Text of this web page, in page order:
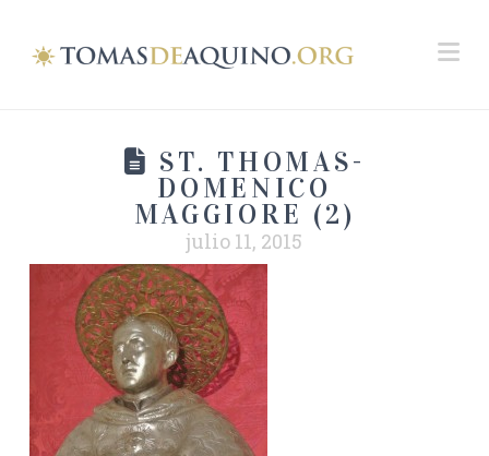
ST. THOMAS-
DOMENICO
MAGGIORE (2)
julio 11, 2015